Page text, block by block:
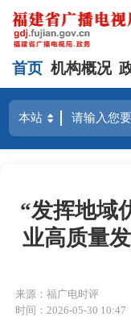
首页 机构概况
“发挥地域
业高质量
来源：福广电时评
时间：2026-05-30 10:47